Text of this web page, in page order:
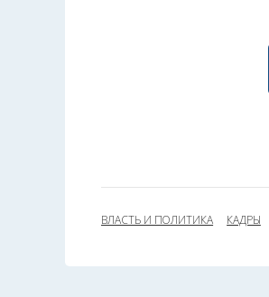
ВЛАСТЬ И ПОЛИТИКА КАДРЫ